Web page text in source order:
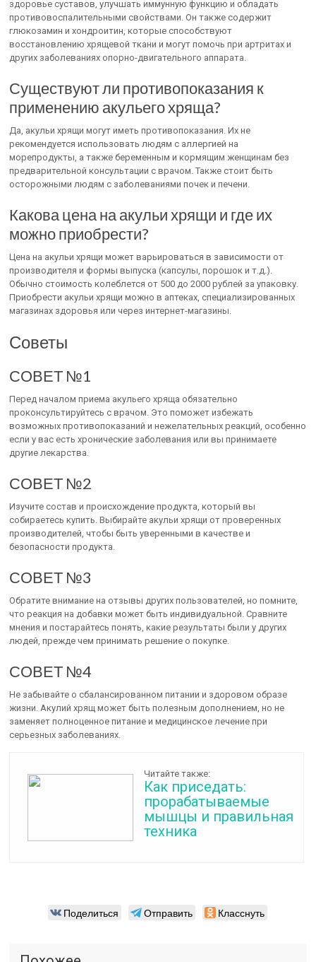
здоровье суставов, улучшать иммунную функцию и обладать
противовоспалительными свойствами. Он также содержит
глюкозамин и хондроитин, которые способствуют
восстановлению хрящевой ткани и могут помочь при артритах и
других заболеваниях опорно-двигательного аппарата.
Существуют ли противопоказания к
применению акульего хряща?
Да, акульи хрящи могут иметь противопоказания. Их не
рекомендуется использовать людям с аллергией на
морепродукты, а также беременным и кормящим женщинам без
предварительной консультации с врачом. Также стоит быть
осторожными людям с заболеваниями почек и печени.
Какова цена на акульи хрящи и где их
можно приобрести?
Цена на акульи хрящи может варьироваться в зависимости от
производителя и формы выпуска (капсулы, порошок и т.д.).
Обычно стоимость колеблется от 500 до 2000 рублей за упаковку.
Приобрести акульи хрящи можно в аптеках, специализированных
магазинах здоровья или через интернет-магазины.
Советы
СОВЕТ №1
Перед началом приема акульего хряща обязательно
проконсультируйтесь с врачом. Это поможет избежать
возможных противопоказаний и нежелательных реакций, особенно
если у вас есть хронические заболевания или вы принимаете
другие лекарства.
СОВЕТ №2
Изучите состав и происхождение продукта, который вы
собираетесь купить. Выбирайте акульи хрящи от проверенных
производителей, чтобы быть уверенными в качестве и
безопасности продукта.
СОВЕТ №3
Обратите внимание на отзывы других пользователей, но помните,
что реакция на добавки может быть индивидуальной. Сравните
мнения и постарайтесь понять, какие результаты были у других
людей, прежде чем принимать решение о покупке.
СОВЕТ №4
Не забывайте о сбалансированном питании и здоровом образе
жизни. Акулий хрящ может быть полезным дополнением, но не
заменяет полноценное питание и медицинское лечение при
серьезных заболеваниях.
Читайте также:
Как приседать:
прорабатываемые
мышцы и правильная
техника
Поделиться Отправить Класснуть